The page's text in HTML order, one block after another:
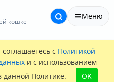
кошке
Меню
с Политикой
и с использованием
данной Политике.
OK